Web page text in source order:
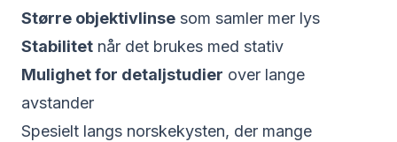
Større objektivlinse som samler mer lys
Stabilitet når det brukes med stativ
Mulighet for detaljstudier over lange
avstander
Spesielt langs norskekysten, der mange